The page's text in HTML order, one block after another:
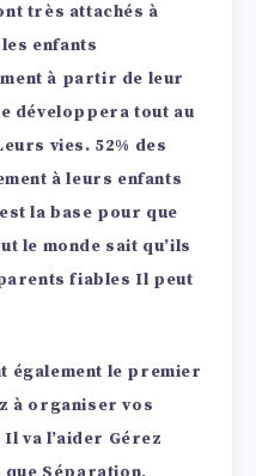
très attachés à
enfants
à partir de leur
développera tout au
vies. 52% des
à leurs enfants
la base pour que
le monde sait qu’ils
fiables Il peut
également le premier
à organiser vos
va l’aider Gérez